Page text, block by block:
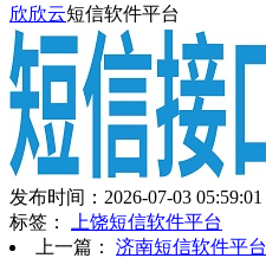
欣欣云短信软件平台
发布时间：2026-07-03 05:59:01
标签：
上饶短信软件平台
上一篇： 济南短信软件平台